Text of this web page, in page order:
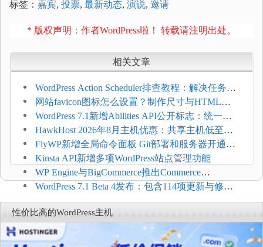
标签： 嘉宾, 投票, 最新动态, 演说, 邀请
* 版权声明：作者WordPress啦！ 转载请注明出处。
相关文章
WordPress Action Scheduler排查教程：解决任务积
压和订单延迟
网站favicon图标怎么设置？制作尺寸与HTML添
加方法
WordPress 7.1新增Abilities API公开标志：统一支
持REST API、MCP与AI代理
HawkHost 2026年8月主机优惠：共享主机低至
$2.61/月，高性能主机同步折扣
FlyWP新增全局命令面板 Git部署和服务器开通更
方便
Kinsta API新增多项WordPress站点管理功能
WP Engine与BigCommerce推出Commerce
Connect：WordPress商店可保留前台体验并扩展电
商能力
WordPress 7.1 Beta 4发布：包含114项更新与修
复，仅建议在测试环境体验
性价比高的WordPress主机